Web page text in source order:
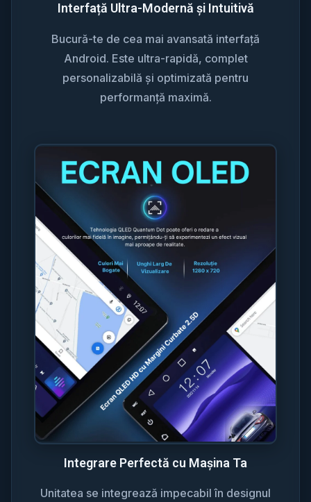
Interfață Ultra-Modernă și Intuitivă
Bucură-te de cea mai avansată interfață
Android. Este ultra-rapidă, complet
personalizabilă și optimizată pentru
performanță maximă.
Integrare Perfectă cu Mașina Ta
Unitatea se integrează impecabil în designul